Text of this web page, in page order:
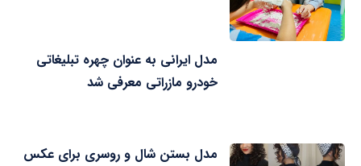
مدل ایرانی به عنوان چهره تبلیغاتی
خودرو مازراتی معرفی شد
مدل بستن شال و روسری برای عکس